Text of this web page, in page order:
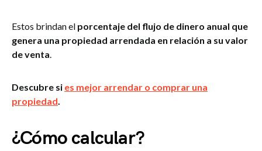
Estos brindan el porcentaje del flujo de dinero anual que
genera una propiedad arrendada en relación a su valor
de venta.
Descubre si es mejor arrendar o comprar una
propiedad.
¿Cómo calcular?